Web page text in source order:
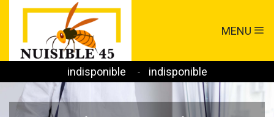
MENU
indisponible - indisponible